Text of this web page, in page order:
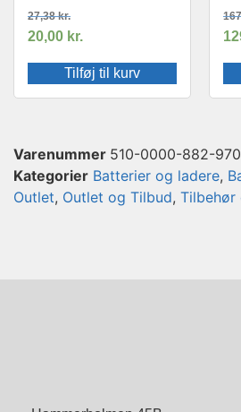
27,38kr.
20,00 kr.
Tilføj til kurv
Varenummer 510-0000-882-
Kategorier Batterier og ladere,
Outlet, Outlet og Tilbud, Tilbehør